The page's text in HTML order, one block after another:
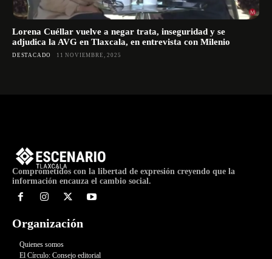
Lorena Cuéllar vuelve a negar trata, inseguridad y se
adjudica la AVG en Tlaxcala, en entrevista con Milenio
DESTACADO 11 NOVIEMBRE, 2025
Comprometidos con la libertad de expresión creyendo que la
información encauza el cambio social.
Organización
Quienes somos
El Círculo: Consejo editorial